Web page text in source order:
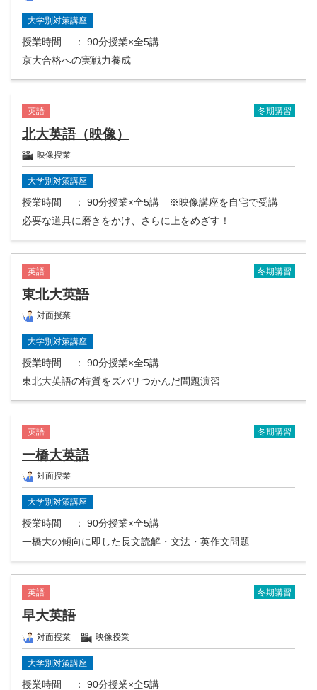
大学別対策講座
授業時間
： 90分授業×全5講
京大合格への実戦力養成
英語 冬期講習
北大英語（映像）
映像授業
大学別対策講座
授業時間
： 90分授業×全5講 ※映像講座を自宅で受講
必要な道具に磨きをかけ、さらに上をめざす！
英語 冬期講習
東北大英語
対面授業
大学別対策講座
授業時間
： 90分授業×全5講
東北大英語の特質をズバリつかんだ問題演習
英語 冬期講習
一橋大英語
対面授業
大学別対策講座
授業時間
： 90分授業×全5講
一橋大の傾向に即した長文読解・文法・英作文問題
英語 冬期講習
早大英語
対面授業 映像授業
大学別対策講座
授業時間 ： 90分授業×全5講